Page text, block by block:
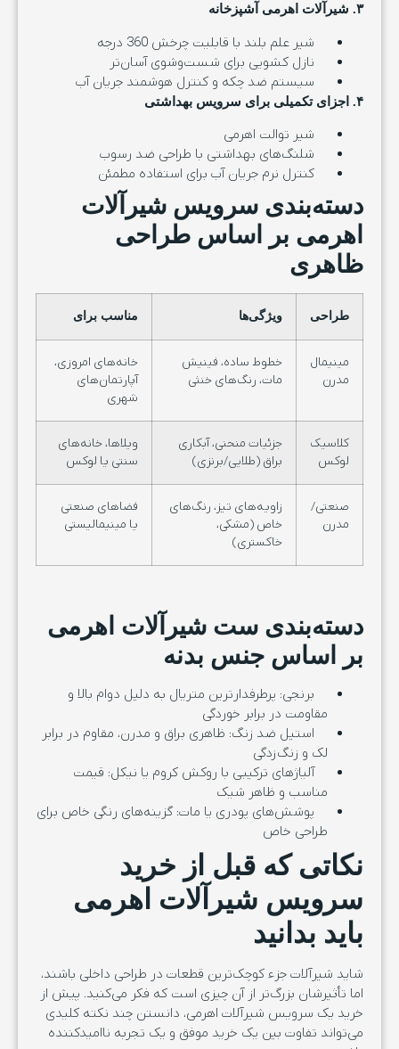
۳. شیرآلات اهرمی آشپزخانه
شیر علم بلند با قابلیت چرخش 360 درجه
نازل کشویی برای شست‌وشوی آسان‌تر
سیستم ضد چکه و کنترل هوشمند جریان آب
۴. اجزای تکمیلی برای سرویس بهداشتی
شیر توالت اهرمی
شلنگ‌های بهداشتی با طراحی ضد رسوب
کنترل نرم جریان آب برای استفاده مطمئن
دسته‌بندی سرویس شیرآلات
اهرمی بر اساس طراحی
ظاهری
طراحی ویژگی‌ها مناسب برای
مینیمال
مدرن
خطوط ساده، فینیش
مات، رنگ‌های خنثی
خانه‌های امروزی،
آپارتمان‌های
شهری
کلاسیک
لوکس
جزئیات منحنی، آبکاری
براق (طلایی/برنزی)
ویلاها، خانه‌های
سنتی یا لوکس
صنعتی/
مدرن
زاویه‌های تیز، رنگ‌های
خاص (مشکی،
خاکستری)
فضاهای صنعتی
یا مینیمالیستی
دسته‌بندی ست شیرآلات اهرمی
بر اساس جنس بدنه
برنجی: پرطرفدارترین متریال به دلیل دوام بالا و
مقاومت در برابر خوردگی
استیل ضد زنگ: ظاهری براق و مدرن، مقاوم در برابر
لک و زنگ‌زدگی
آلیاژهای ترکیبی با روکش کروم یا نیکل: قیمت
مناسب و ظاهر شیک
پوشش‌های پودری یا مات: گزینه‌های رنگی خاص برای
طراحی خاص
نکاتی که قبل از خرید
سرویس شیرآلات اهرمی
باید بدانید
شاید شیرآلات جزء کوچک‌ترین قطعات در طراحی داخلی باشند،
اما تأثیرشان بزرگ‌تر از آن چیزی‌ است که فکر می‌کنید. پیش از
خرید یک سرویس شیرآلات اهرمی، دانستن چند نکته کلیدی
می‌تواند تفاوت بین یک خرید موفق و یک تجربه ناامیدکننده